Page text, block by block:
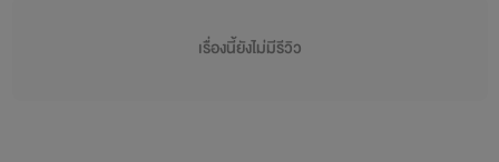
เรื่องนี้ยังไม่มีรีวิว